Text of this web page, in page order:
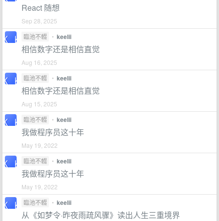
React 随想
Sep 28, 2025
臨池不輟
• keelii
相信数字还是相信直觉
Aug 16, 2025
臨池不輟
• keelii
相信数字还是相信直觉
Aug 15, 2025
臨池不輟
• keelii
我做程序员这十年
May 19, 2022
臨池不輟
• keelii
我做程序员这十年
May 19, 2022
臨池不輟
• keelii
从《如梦令·昨夜雨疏风骤》读出人生三重境界